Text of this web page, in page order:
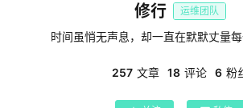
修行 运维团队
时间虽悄无声息，却一直在默默丈量每
257 文章 18 评论 6 粉